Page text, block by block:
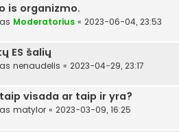
is organizmo.
Moderatorius « 2023-06-04, 23:53
ES šalių
nenaudelis « 2023-04-29, 23:17
visada ar taip ir yra?
matylor « 2023-03-09, 16:25